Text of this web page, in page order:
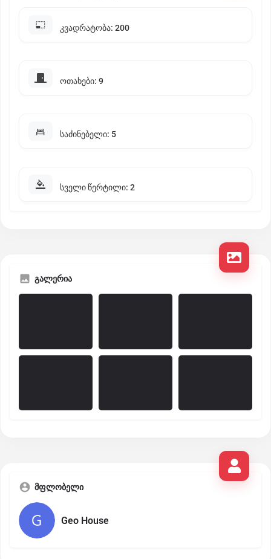
კვადრატობა: 200
ოთახები: 9
საძინებელი: 5
სველი წერტილი: 2
გალერია
მფლობელი
Geo House